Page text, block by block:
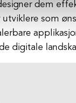
dem
som
digitale